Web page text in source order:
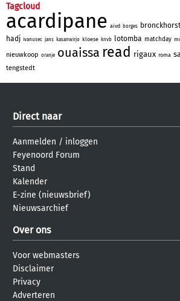
Tagcloud
acardipane aivd borges bronckhorst
hadj ivanusec jans kasanwirjo kloese knvb lotomba matchday
nieuwkoop oranje ouaissa read rigaux roma
tengstedt
Direct naar
Aanmelden / inloggen
Feyenoord Forum
Stand
Kalender
E-zine (nieuwsbrief)
Nieuwsarchief
Over ons
Voor webmasters
Disclaimer
Privacy
Adverteren